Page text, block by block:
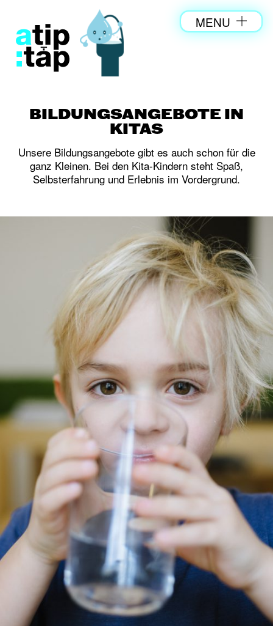
MENU
BILDUNGSANGEBOTE IN
KITAS
Unsere Bildungsangebote gibt es auch schon für die
ganz Kleinen. Bei den Kita-Kindern steht Spaß,
Selbsterfahrung und Erlebnis im Vordergrund.